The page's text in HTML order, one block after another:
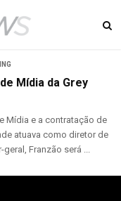
Mídia da Grey
Mídia e a contratação de
atuava como diretor de
Franzão será ...